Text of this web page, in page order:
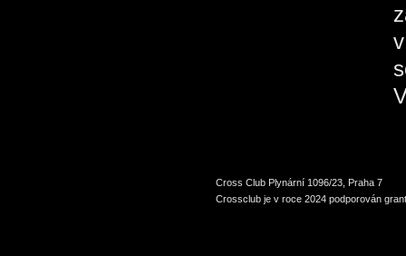
Cross Club Plynární 1096/23, Praha 7
Crossclub je v roce 2024 podporován